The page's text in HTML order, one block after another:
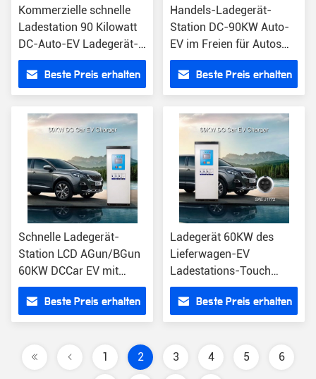
Kommerzielle schnelle
Ladestation 90 Kilowatt
DC-Auto-EV Ladegerät-
Station CER-
Beste Preis erhalten
Handels-Ladegerät-
Station DC-90KW Auto-
EV im Freien für Autos
SAE J1772
Beste Preis erhalten
Schnelle Ladegerät-
Station LCD AGun/BGun
60KW DCCar EV mit
Zahlungen CER
Beste Preis erhalten
Ladegerät 60KW des
Lieferwagen-EV
Ladestations-Touch
Screen SAE J1772 DCs
EV
Beste Preis erhalten
1 2 3 4 5 6